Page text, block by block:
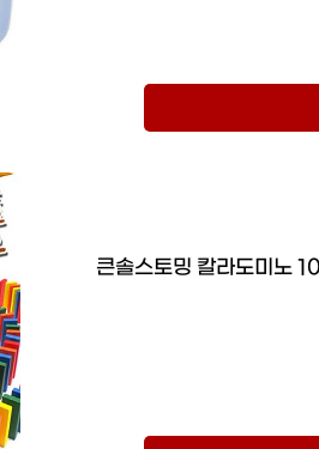
큰솔스토밍 칼라도미노